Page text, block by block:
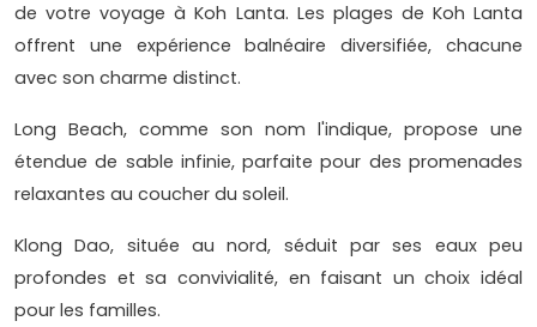
de votre voyage à Koh Lanta. Les plages de Koh Lanta
offrent une expérience balnéaire diversifiée, chacune
avec son charme distinct.
Long Beach, comme son nom l'indique, propose une
étendue de sable infinie, parfaite pour des promenades
relaxantes au coucher du soleil.
Klong Dao, située au nord, séduit par ses eaux peu
profondes et sa convivialité, en faisant un choix idéal
pour les familles.